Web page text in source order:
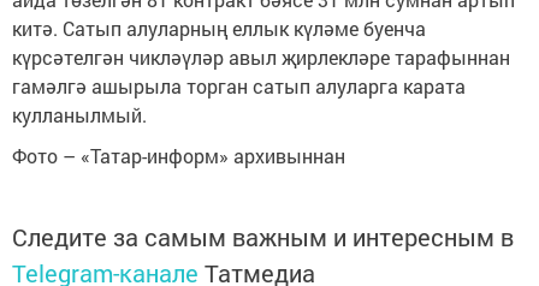
китә. Сатып алуларның еллык күләме буенча
күрсәтелгән чикләүләр авыл җирлекләре тарафыннан
гамәлгә ашырыла торган сатып алуларга карата
кулланылмый.
Фото – «Татар-информ» архивыннан
Следите за самым важным и интересным в
Telegram-канале Татмедиа